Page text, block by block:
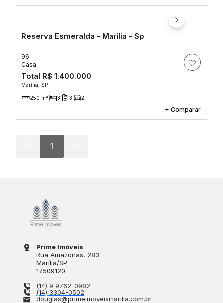
Reserva Esmeralda - Marília - Sp
96
Casa
Total R$ 1.400.000
Marília, SP
250 m² 3 3 2
+ Comparar
1
Prime Imóveis
Rua Amazonas, 283
Marília/SP
17509120
(14) 9 9762-0982
(14) 3304-0502
douglas@primeimoveismarilia.com.br